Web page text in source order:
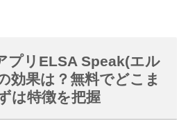
プリELSA Speak(エル
効果は？無料でどこま
は特徴を把握